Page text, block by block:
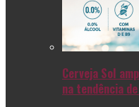
Cerveja Sol
na tendência